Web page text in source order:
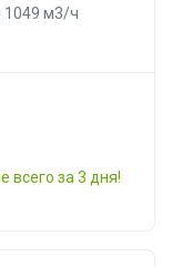
1049 м3/ч
всего за 3 дня!